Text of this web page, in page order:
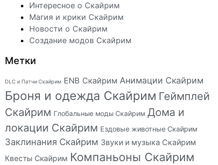
Интересное о Скайрим
Магия и крики Скайрим
Новости о Скайрим
Создание модов Скайрим
Метки
DLC и Патчи Скайрим ENB Скайрим Анимации Скайрим
Броня и одежда Скайрим Геймплей
Скайрим Глобальные моды Скайрим Дома и
локации Скайрим Ездовые животные Скайрим
Заклинания Скайрим Звуки и музыка Скайрим
Квесты Скайрим Компаньоны Скайрим